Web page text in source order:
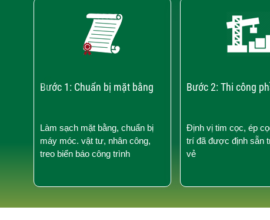
Bước 1: Chuẩn bị mặt bằng
Làm sạch mặt bằng, chuẩn bị
máy móc. vật tư, nhân công,
treo biển báo công trình
Bước 2: Thi công
Định vị tim cọc, ép
trí đã được định sẵn
vẻ
‹